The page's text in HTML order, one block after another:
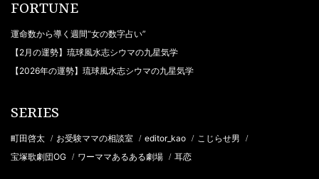
FORTUNE
運命数から導く週間“女の数字占い”
【2月の運勢】琉球風水志シウマの九星気学
【2026年の運勢】琉球風水志シウマの九星気学
SERIES
町田啓太 / お受験ママの相談室 / editor_kao / こじらせ男 /
宝塚歌劇団OG / ワーママあるある劇場 / 耳恋